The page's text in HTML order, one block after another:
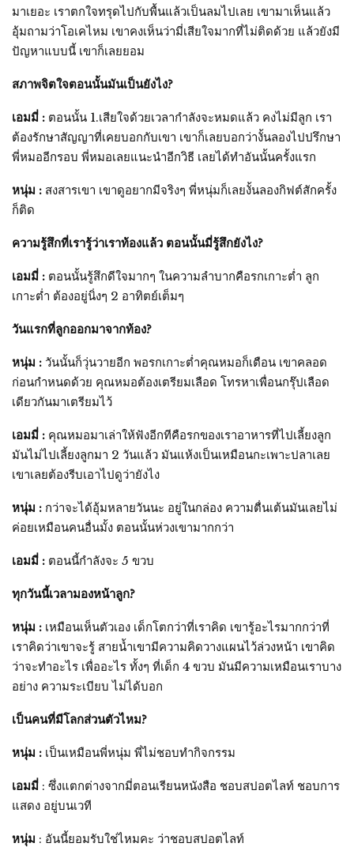
มาเยอะ เราตกใจทรุดไปกับพื้นแล้วเป็นลมไปเลย เขามาเห็นแล้ว
อุ้มถามว่าโอเคไหม เขาคงเห็นว่ามี่เสียใจมากที่ไม่ติดด้วย แล้วยังมี
ปัญหาแบบนี้ เขาก็เลยยอม
สภาพจิตใจตอนนั้นมันเป็นยังไง?
เอมมี่ : ตอนนั้น 1.เสียใจด้วยเวลากำลังจะหมดแล้ว คงไม่มีลูก เรา
ต้องรักษาสัญญาที่เคยบอกกับเขา เขาก็เลยบอกว่างั้นลองไปปรึกษา
พี่หมออีกรอบ พี่หมอเลยแนะนำอีกวิธี เลยได้ทำอันนั้นครั้งแรก
หนุ่ม : สงสารเขา เขาดูอยากมีจริงๆ พี่หนุ่มก็เลยงั้นลองกิฟต์สักครั้ง
ก็ติด
ความรู้สึกที่เรารู้ว่าเราท้องแล้ว ตอนนั้นมี่รู้สึกยังไง?
เอมมี่ : ตอนนั้นรู้สึกดีใจมากๆ ในความลำบากคือรกเกาะต่ำ ลูก
เกาะต่ำ ต้องอยู่นิ่งๆ 2 อาทิตย์เต็มๆ
วันแรกที่ลูกออกมาจากท้อง?
หนุ่ม : วันนั้นก็วุ่นวายอีก พอรกเกาะต่ำคุณหมอก็เตือน เขาคลอด
ก่อนกำหนดด้วย คุณหมอต้องเตรียมเลือด โทรหาเพื่อนกรุ๊ปเลือด
เดียวกันมาเตรียมไว้
เอมมี่ : คุณหมอมาเล่าให้ฟังอีกทีคือรกของเราอาหารที่ไปเลี้ยงลูก
มันไม่ไปเลี้ยงลูกมา 2 วันแล้ว มันแห้งเป็นเหมือนกะเพาะปลาเลย
เขาเลยต้องรีบเอาไปดูว่ายังไง
หนุ่ม : กว่าจะได้อุ้มหลายวันนะ อยู่ในกล่อง ความตื่นเต้นมันเลยไม่
ค่อยเหมือนคนอื่นมั้ง ตอนนั้นห่วงเขามากกว่า
เอมมี่ : ตอนนี้กำลังจะ 5 ขวบ
ทุกวันนี้เวลามองหน้าลูก?
หนุ่ม : เหมือนเห็นตัวเอง เด็กโตกว่าที่เราคิด เขารู้อะไรมากกว่าที่
เราคิดว่าเขาจะรู้ สายน้ำเขามีความคิดวางแผนไว้ล่วงหน้า เขาคิด
ว่าจะทำอะไร เพื่ออะไร ทั้งๆ ที่เด็ก 4 ขวบ มันมีความเหมือนเราบาง
อย่าง ความระเบียบ ไม่ได้บอก
เป็นคนที่มีโลกส่วนตัวไหม?
หนุ่ม : เป็นเหมือนพี่หนุ่ม พี่ไม่ชอบทำกิจกรรม
เอมมี่ : ซึ่งแตกต่างจากมี่ตอนเรียนหนังสือ ชอบสปอตไลท์ ชอบการ
แสดง อยู่บนเวที
หนุ่ม : อันนี้ยอมรับใช่ไหมคะ ว่าชอบสปอตไลท์